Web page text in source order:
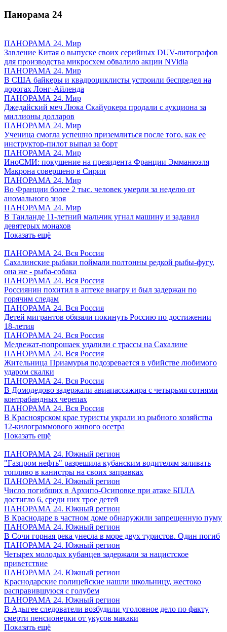
Панорама 24
ПАНОРАМА 24. Мир
Завление Китая о выпуске своих серийных DUV-литографов
для производства микросхем обвалило акции NVidia
ПАНОРАМА 24. Мир
В США байкеры и квадроциклисты устроили беспредел на
дорогах Лонг-Айленда
ПАНОРАМА 24. Мир
Джедайский меч Люка Скайуокера продали с аукциона за
миллионы долларов
ПАНОРАМА 24. Мир
Ученица смогла успешно приземлиться после того, как ее
инструктор-пилот выпал за борт
ПАНОРАМА 24. Мир
ИноСМИ: покушение на президента Франции Эмманюэля
Макрона совершено в Сирии
ПАНОРАМА 24. Мир
Во Франции более 2 тыс. человек умерли за неделю от
аномального зноя
ПАНОРАМА 24. Мир
В Таиланде 11-летний мальчик угнал машину и задавил
девятерых монахов
Показать ещё
ПАНОРАМА 24. Вся Россия
Сахалинские рыбаки поймали полтонны редкой рыбы-фугу,
она же - рыба-собака
ПАНОРАМА 24. Вся Россия
Россиянин похитил в аптеке виагру и был задержан по
горячим следам
ПАНОРАМА 24. Вся Россия
Детей мигрантов обязали покинуть Россию по достижении
18-летия
ПАНОРАМА 24. Вся Россия
Медвежат-попрошаек удалили с трассы на Сахалине
ПАНОРАМА 24. Вся Россия
Жительница Приамурья подозревается в убийстве любимого
ударом скалки
ПАНОРАМА 24. Вся Россия
В Домодедово задержали авиапассажира с четырьмя сотнями
контрабандных черепах
ПАНОРАМА 24. Вся Россия
В Красноярском крае туристы украли из рыбного хозяйства
12-килограммового живого осетра
Показать ещё
ПАНОРАМА 24. Южный регион
"Газпром нефть" разрешила кубанским водителям заливать
топливо в канистры на своих заправках
ПАНОРАМА 24. Южный регион
Число погибших в Архипо-Осиповке при атаке БПЛА
достигло 6, среди них трое детей
ПАНОРАМА 24. Южный регион
В Краснодаре в частном доме обнаружили запрещенную пуму
ПАНОРАМА 24. Южный регион
В Сочи горная река унесла в море двух туристов. Один погиб
ПАНОРАМА 24. Южный регион
Четырех молодых кубанцев задержали за нацистское
приветствие
ПАНОРАМА 24. Южный регион
Краснодарские полицейские нашли школьницу, жестоко
расправившуюся с голубем
ПАНОРАМА 24. Южный регион
В Адыгее следователи возбудили уголовное дело по факту
смерти пенсионерки от укусов макаки
Показать ещё